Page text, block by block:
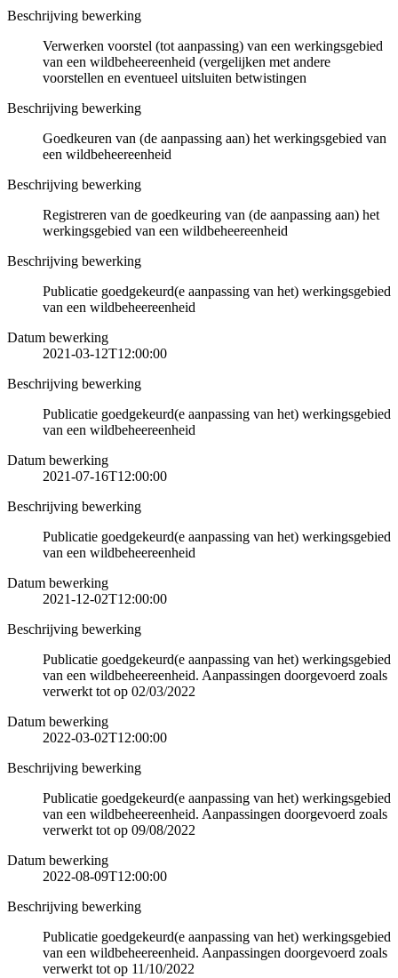
Beschrijving bewerking
Verwerken voorstel (tot aanpassing) van een werkingsgebied
van een wildbeheereenheid (vergelijken met andere
voorstellen en eventueel uitsluiten betwistingen
Beschrijving bewerking
Goedkeuren van (de aanpassing aan) het werkingsgebied van
een wildbeheereenheid
Beschrijving bewerking
Registreren van de goedkeuring van (de aanpassing aan) het
werkingsgebied van een wildbeheereenheid
Beschrijving bewerking
Publicatie goedgekeurd(e aanpassing van het) werkingsgebied
van een wildbeheereenheid
Datum bewerking
2021-03-12T12:00:00
Beschrijving bewerking
Publicatie goedgekeurd(e aanpassing van het) werkingsgebied
van een wildbeheereenheid
Datum bewerking
2021-07-16T12:00:00
Beschrijving bewerking
Publicatie goedgekeurd(e aanpassing van het) werkingsgebied
van een wildbeheereenheid
Datum bewerking
2021-12-02T12:00:00
Beschrijving bewerking
Publicatie goedgekeurd(e aanpassing van het) werkingsgebied
van een wildbeheereenheid. Aanpassingen doorgevoerd zoals
verwerkt tot op 02/03/2022
Datum bewerking
2022-03-02T12:00:00
Beschrijving bewerking
Publicatie goedgekeurd(e aanpassing van het) werkingsgebied
van een wildbeheereenheid. Aanpassingen doorgevoerd zoals
verwerkt tot op 09/08/2022
Datum bewerking
2022-08-09T12:00:00
Beschrijving bewerking
Publicatie goedgekeurd(e aanpassing van het) werkingsgebied
van een wildbeheereenheid. Aanpassingen doorgevoerd zoals
verwerkt tot op 11/10/2022